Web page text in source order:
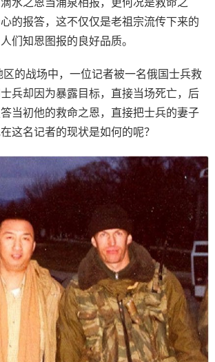
的报答，这不仅仅是老祖宗流传下来的
们知恩图报的良好品质。
战场中，一位记者被一名俄国士兵救
兵却因为暴露目标，直接当场死亡，后
当初他的救命之恩，直接把士兵的妻子
这名记者的现状是如何的呢？